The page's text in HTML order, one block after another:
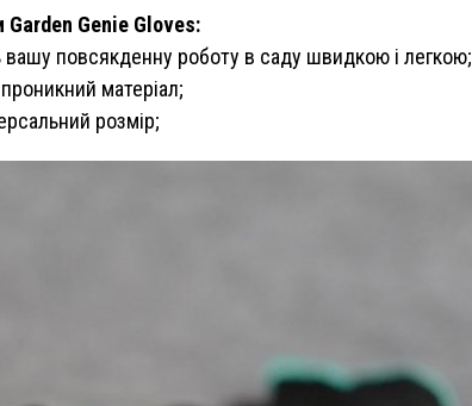
Garden Genie Gloves:
вашу повсякденну роботу в саду швидкою і легкою;
матеріал;
розмір;